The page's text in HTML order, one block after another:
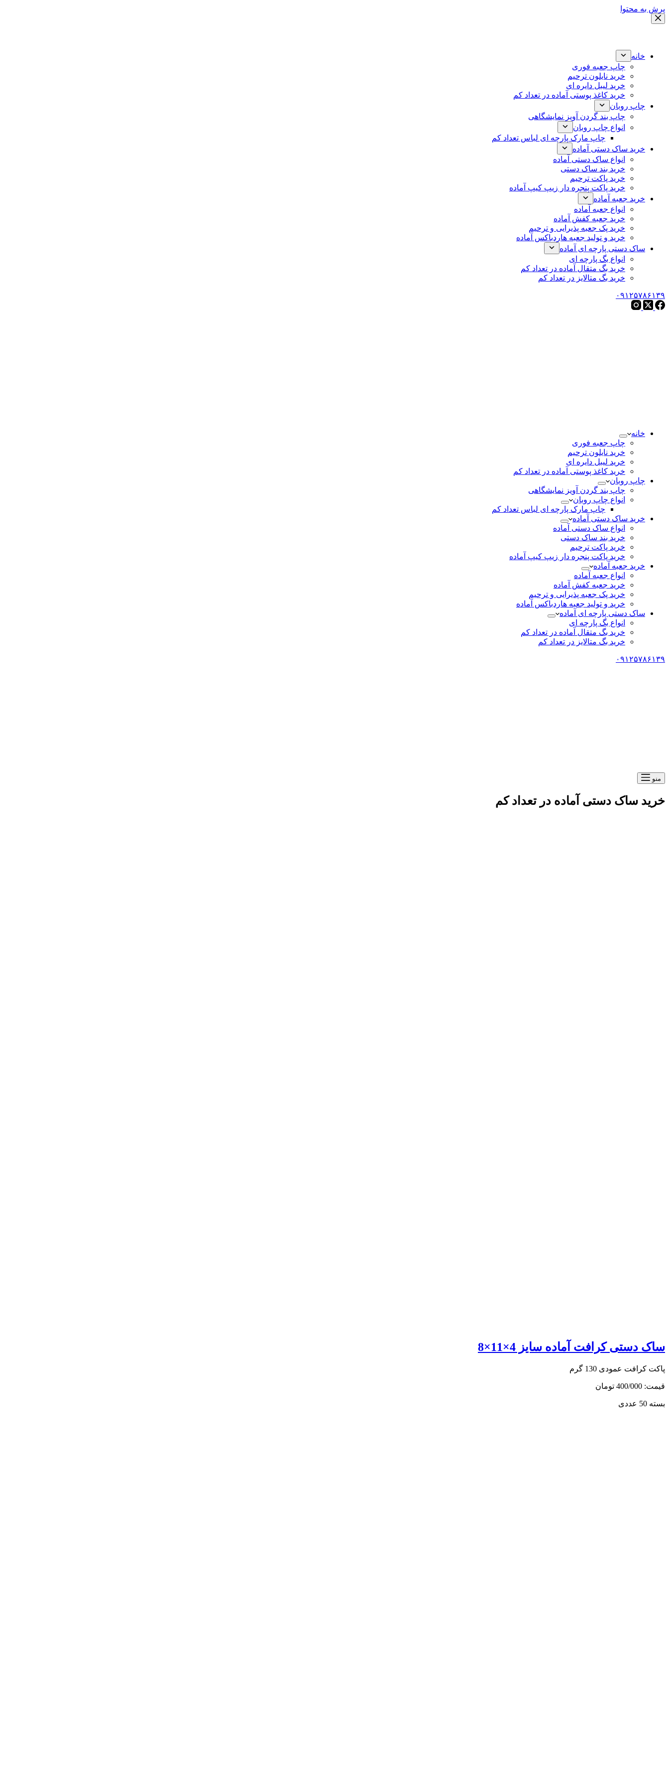
پرش به محتوا
خانه
چاپ جعبه فوری
خرید نایلون ترحیم
خرید لیبل دایره ای
خرید کاغذ پوستی آماده در تعداد کم
چاپ روبان
چاپ بند گردن آویز نمایشگاهی
انواع چاپ روبان
چاپ مارک پارچه ای لباس تعداد کم
خرید ساک دستی آماده
انواع ساک دستی آماده
خرید بند ساک دستی
خرید پاکت ترحیم
خرید پاکت پنجره دار زیپ کیپ آماده
خرید جعبه آماده
انواع جعبه آماده
خرید جعبه کفش آماده
خرید پک جعبه پذیرایی و ترحیم
خرید و تولید جعبه هاردباکس آماده
ساک دستی پارچه ای آماده
انواع بگ پارچه ای
خرید بگ متقال آماده در تعداد کم
خرید بگ متالایز در تعداد کم
۰۹۱۲۵۷۸۶۱۳۹
خانه
چاپ جعبه فوری
خرید نایلون ترحیم
خرید لیبل دایره ای
خرید کاغذ پوستی آماده در تعداد کم
چاپ روبان
چاپ بند گردن آویز نمایشگاهی
انواع چاپ روبان
چاپ مارک پارچه ای لباس تعداد کم
خرید ساک دستی آماده
انواع ساک دستی آماده
خرید بند ساک دستی
خرید پاکت ترحیم
خرید پاکت پنجره دار زیپ کیپ آماده
خرید جعبه آماده
انواع جعبه آماده
خرید جعبه کفش آماده
خرید پک جعبه پذیرایی و ترحیم
خرید و تولید جعبه هاردباکس آماده
ساک دستی پارچه ای آماده
انواع بگ پارچه ای
خرید بگ متقال آماده در تعداد کم
خرید بگ متالایز در تعداد کم
۰۹۱۲۵۷۸۶۱۳۹
منو
خرید ساک دستی آماده در تعداد کم
ساک دستی کرافت آماده سایز 4×11×8
پاکت کرافت عمودی 130 گرم
قیمت: 400/000 تومان
بسته 50 عددی